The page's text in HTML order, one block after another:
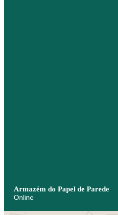
Armazém do Papel de Parede
Online